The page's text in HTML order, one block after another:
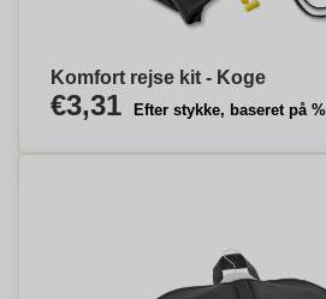
Komfort rejse kit - Koge
€3,31 Efter stykke, baseret på